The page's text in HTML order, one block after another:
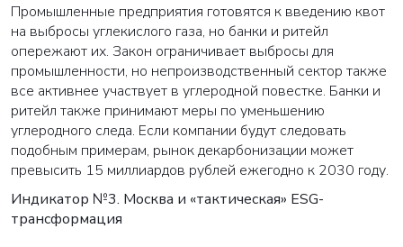
Промышленные предприятия готовятся к введению квот
на выбросы углекислого газа, но банки и ритейл
опережают их. Закон ограничивает выбросы для
промышленности, но непроизводственный сектор также
все активнее участвует в углеродной повестке. Банки и
ритейл также принимают меры по уменьшению
углеродного следа. Если компании будут следовать
подобным примерам, рынок декарбонизации может
превысить 15 миллиардов рублей ежегодно к 2030 году.
Индикатор №3. Москва и «тактическая» ESG-
трансформация